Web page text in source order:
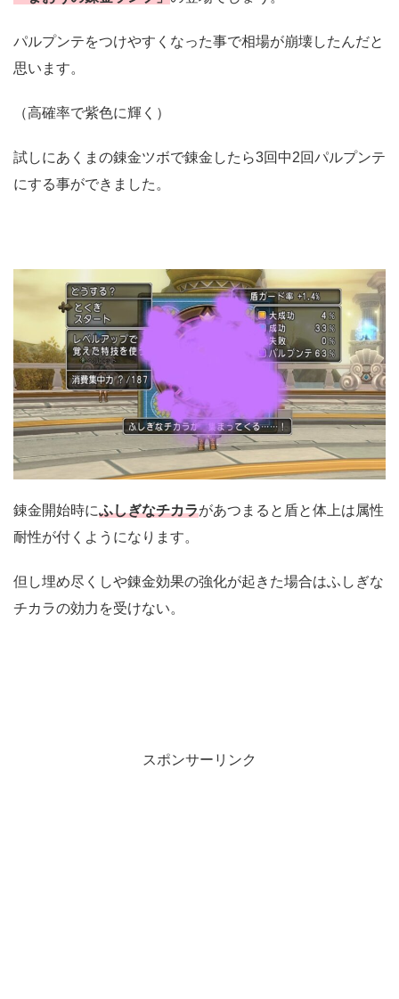
パルプンテをつけやすくなった事で相場が崩壊したんだと
思います。
（高確率で紫色に輝く）
試しにあくまの錬金ツボで錬金したら3回中2回パルプンテ
にする事ができました。
錬金開始時にふしぎなチカラがあつまると盾と体上は属性
耐性が付くようになります。
但し埋め尽くしや錬金効果の強化が起きた場合はふしぎな
チカラの効力を受けない。
スポンサーリンク